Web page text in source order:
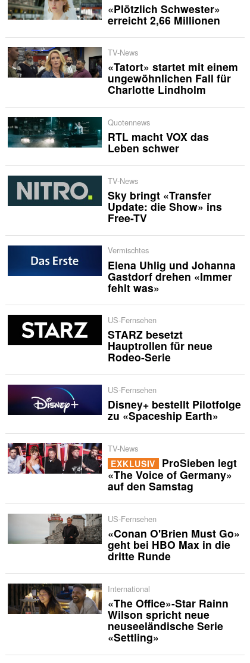
«Plötzlich Schwester»
erreicht 2,66 Millionen
TV-News
«Tatort» startet mit einem
ungewöhnlichen Fall für
Charlotte Lindholm
Quotennews
RTL macht VOX das
Leben schwer
TV-News
Sky bringt «Transfer
Update: die Show» ins
Free-TV
Vermischtes
Elena Uhlig und Johanna
Gastdorf drehen «Immer
fehlt was»
US-Fernsehen
STARZ besetzt
Hauptrollen für neue
Rodeo-Serie
US-Fernsehen
Disney+ bestellt Pilotfolge
zu «Spaceship Earth»
TV-News
EXKLUSIV ProSieben legt
«The Voice of Germany»
auf den Samstag
US-Fernsehen
«Conan O'Brien Must Go»
geht bei HBO Max in die
dritte Runde
International
«The Office»-Star Rainn
Wilson spricht neue
neuseeländische Serie
«Settling»